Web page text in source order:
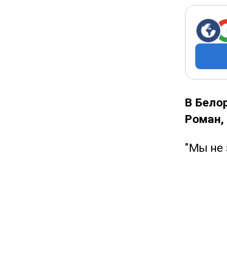
В
Роман,
"Мы не